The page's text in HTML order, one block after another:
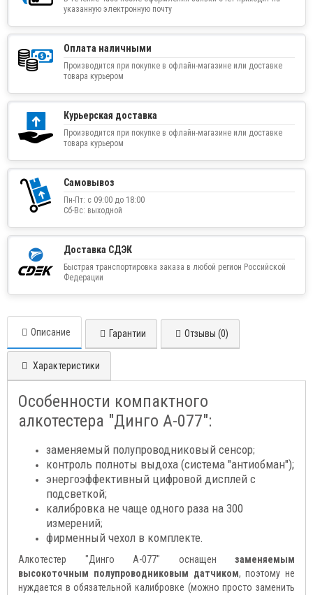
указанную электронную почту
Оплата наличными
Производится при покупке в офлайн-магазине или доставке
товара курьером
Курьерская доставка
Производится при покупке в офлайн-магазине или доставке
товара курьером
Самовывоз
Пн-Пт: с 09:00 до 18:00
Сб-Вс: выходной
Доставка СДЭК
Быстрая транспортировка заказа в любой регион Российской
Федерации
Описание Гарантии Отзывы (0)
Характеристики
Особенности компактного
алкотестера "Динго А-077":
заменяемый полупроводниковый сенсор;
контроль полноты выдоха (система "антиобман");
энергоэффективный цифровой дисплей с
подсветкой;
калибровка не чаще одного раза на 300
измерений;
фирменный чехол в комплекте.
Алкотестер "Динго А-077" оснащен заменяемым
высокоточным полупроводниковым датчиком, поэтому не
нуждается в обязательной калибровке (можно просто заменить